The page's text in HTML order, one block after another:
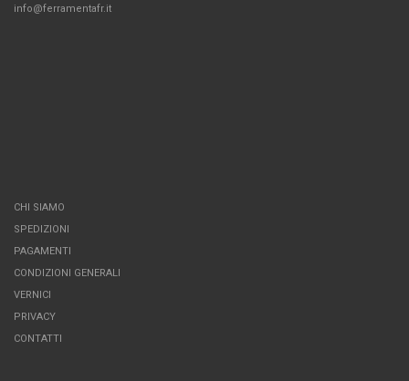
info@ferramentafr.it
CHI SIAMO
SPEDIZIONI
PAGAMENTI
CONDIZIONI GENERALI
VERNICI
PRIVACY
CONTATTI